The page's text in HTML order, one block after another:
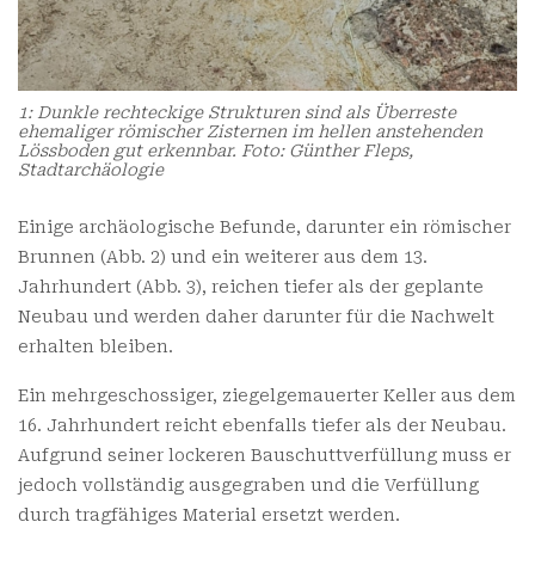
1: Dunkle rechteckige Strukturen sind als Überreste
ehemaliger römischer Zisternen im hellen anstehenden
Lössboden gut erkennbar. Foto: Günther Fleps,
Stadtarchäologie
Einige archäologische Befunde, darunter ein römischer
Brunnen (Abb. 2) und ein weiterer aus dem 13.
Jahrhundert (Abb. 3), reichen tiefer als der geplante
Neubau und werden daher darunter für die Nachwelt
erhalten bleiben.
Ein mehrgeschossiger, ziegelgemauerter Keller aus dem
16. Jahrhundert reicht ebenfalls tiefer als der Neubau.
Aufgrund seiner lockeren Bauschuttverfüllung muss er
jedoch vollständig ausgegraben und die Verfüllung
durch tragfähiges Material ersetzt werden.